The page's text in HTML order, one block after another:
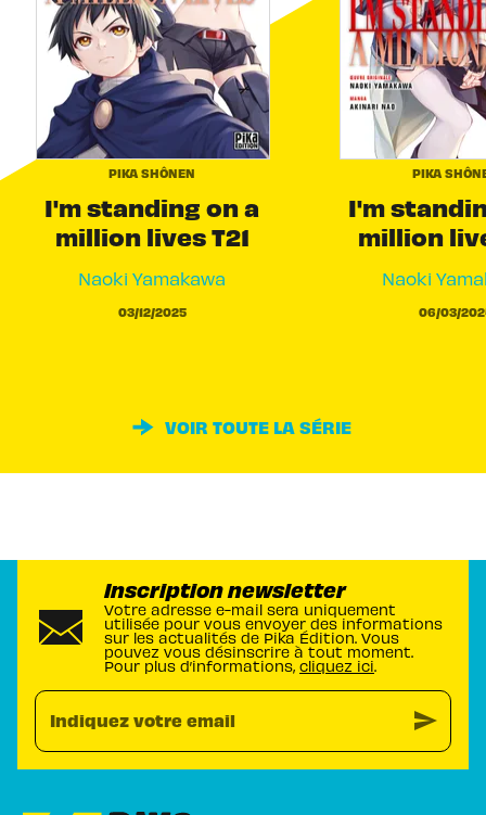
PIKA SHÔNEN
I'm standing on a
million lives T21
Naoki Yamakawa
03/12/2025
PIKA
I'm
million
Naoki
06/03/
VOIR TOUTE LA SÉRIE
Inscription newsletter
Votre adresse e-mail sera uniquement
utilisée pour vous envoyer des informations
sur les actualités de Pika Édition. Vous
pouvez vous désinscrire à tout moment.
Pour plus d’informations, cliquez ici.
Indiquez votre email send